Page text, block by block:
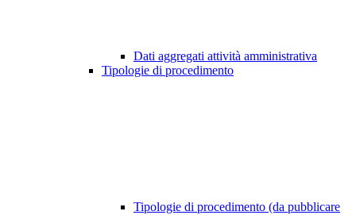
Dati aggregati attività amministrativa
Tipologie di procedimento
Tipologie di procedimento (da pubblicare